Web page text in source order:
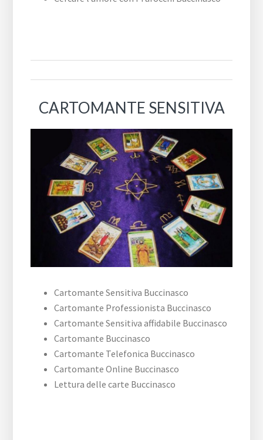
CARTOMANTE SENSITIVA
Cartomante Sensitiva Buccinasco
Cartomante Professionista Buccinasco
Cartomante Sensitiva affidabile Buccinasco
Cartomante Buccinasco
Cartomante Telefonica Buccinasco
Cartomante Online Buccinasco
Lettura delle carte Buccinasco